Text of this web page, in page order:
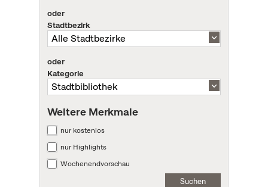
oder
Stadtbezirk
oder
Kategorie
Weitere Merkmale
nur kostenlos
nur Highlights
Wochenendvorschau
Suchen